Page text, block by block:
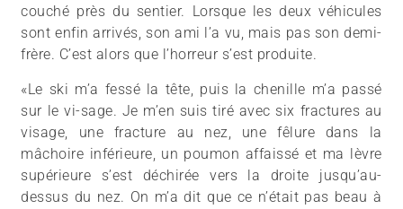
couché près du sentier. Lorsque les deux véhicules
sont enfin arrivés, son ami l’a vu, mais pas son demi-
frère. C’est alors que l’horreur s’est produite.
«Le ski m’a fessé la tête, puis la chenille m’a passé
sur le vi-sage. Je m’en suis tiré avec six fractures au
visage, une fracture au nez, une fêlure dans la
mâchoire inférieure, un poumon affaissé et ma lèvre
supérieure s’est déchirée vers la droite jusqu’au-
dessus du nez. On m’a dit que ce n’était pas beau à